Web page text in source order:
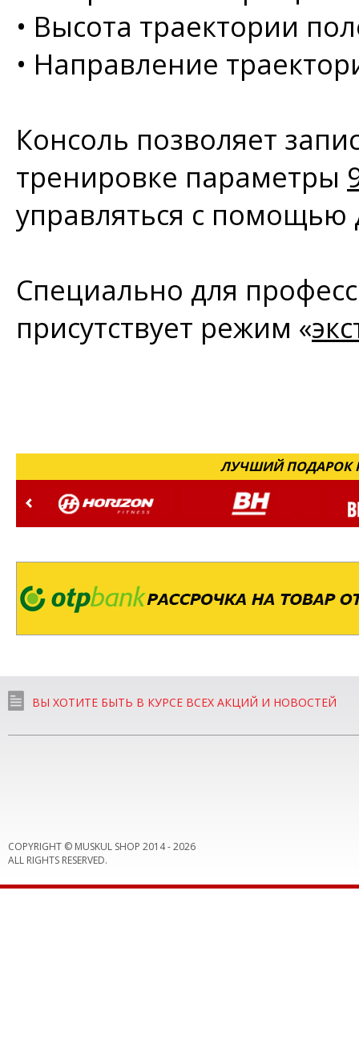
• Высота траектории
• Направление
Консоль позволяет
тренировке параметры
управляться с помощью
Специально для
присутствует режим «
ЛУЧШИЙ ПОДАРОК
ВЫ ХОТИТЕ БЫТЬ В КУРСЕ ВСЕХ АКЦИЙ И НОВОСТЕЙ
COPYRIGHT © MUSKUL SHOP 2014 -2026
ALL RIGHTS RESERVED.